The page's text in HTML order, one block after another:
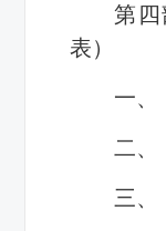
第
表）
一、
二、
三、